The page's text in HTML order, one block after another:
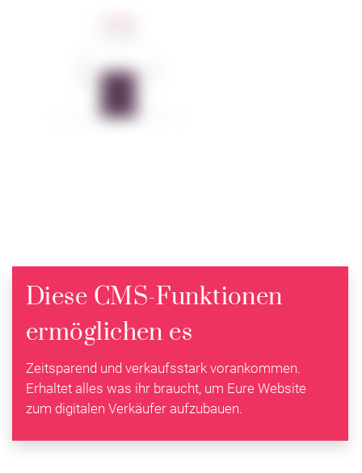
Diese CMS-Funktionen
ermöglichen es
Zeitsparend und verkaufsstark vorankommen.
Erhaltet alles was ihr braucht, um Eure Website
zum digitalen Verkäufer aufzubauen.